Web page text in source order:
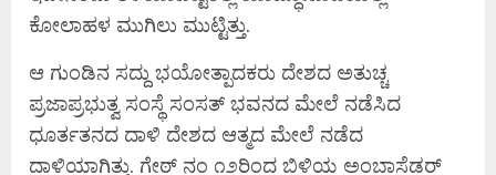
ಕೋಲಾಹಳ ಮುಗಿಲು ಮುಟ್ಟಿತ್ತು.
ಆ ಗುಂಡಿನ ಸದ್ದು ಭಯೋತ್ಪಾದಕರು ದೇಶದ ಅತುಚ್ಚ
ಪ್ರಜಾಪ್ರಭುತ್ವ ಸಂಸ್ಥೆ ಸಂಸತ್ ಭವನದ ಮೇಲೆ ನಡೆಸಿದ
ಧೂರ್ತತನದ ದಾಳಿ ದೇಶದ ಆತ್ಮದ ಮೇಲೆ ನಡೆದ
ದಾಳಿಯಾಗಿತ್ತು. ಗೇಠ್ ನಂ ೧೨ರಿಂದ ಬಿಳಿಯ ಅಂಬಾಸೆಡರ್